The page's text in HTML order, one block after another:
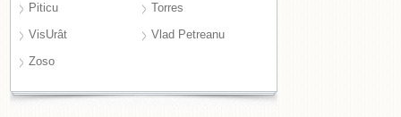
Piticu
Torres
VisUrât
Vlad Petreanu
Zoso